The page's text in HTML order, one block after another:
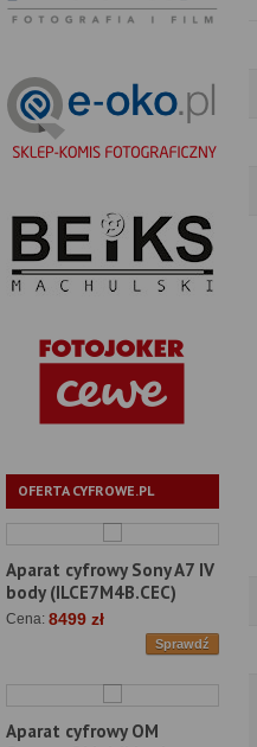
OFERTA CYFROWE.PL
Aparat cyfrowy Sony A7 IV
body (ILCE7M4B.CEC)
Cena: 8499 zł
Sprawdź
Aparat cyfrowy OM